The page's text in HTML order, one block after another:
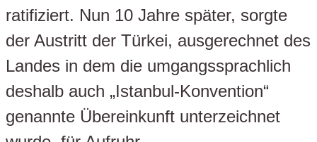
ratifiziert. Nun 10 Jahre später, sorgte
der Austritt der Türkei, ausgerechnet des
Landes in dem die umgangssprachlich
deshalb auch „Istanbul-Konvention“
genannte Übereinkunft unterzeichnet